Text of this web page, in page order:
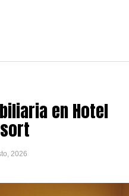
en Hotel
2026